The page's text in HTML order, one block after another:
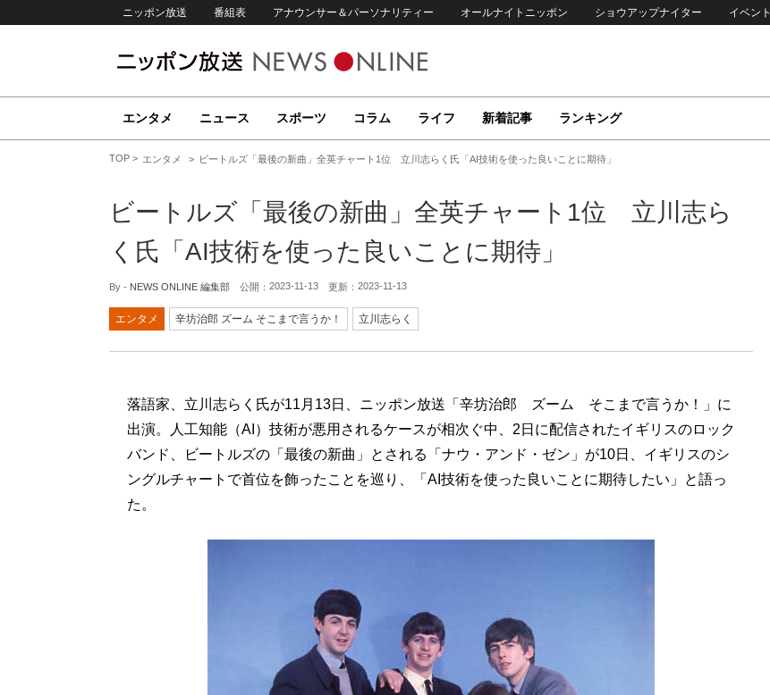
ニッポン放送 番組表 アナウンサー＆パーソナリティー オールナイトニッポン ショウアップナイター イベント
エンタメ ニュース スポーツ コラム ライフ 新着記事 ランキング
TOP エンタメ ビートルズ「最後の新曲」全英チャート1位 立川志らく氏「AI技術を使った良いことに期待」
ビートルズ「最後の新曲」全英チャート1位 立川志ら
く氏「AI技術を使った良いことに期待」
By - NEWS ONLINE 編集部 公開： 2023-11-13 更新： 2023-11-13
エンタメ 辛坊治郎 ズーム そこまで言うか！ 立川志らく
落語家、立川志らく氏が11月13日、ニッポン放送「辛坊治郎 ズーム そこまで言うか！」に
出演。人工知能（AI）技術が悪用されるケースが相次ぐ中、2日に配信されたイギリスのロック
バンド、ビートルズの「最後の新曲」とされる「ナウ・アンド・ゼン」が10日、イギリスのシ
ングルチャートで首位を飾ったことを巡り、「AI技術を使った良いことに期待したい」と語っ
た。